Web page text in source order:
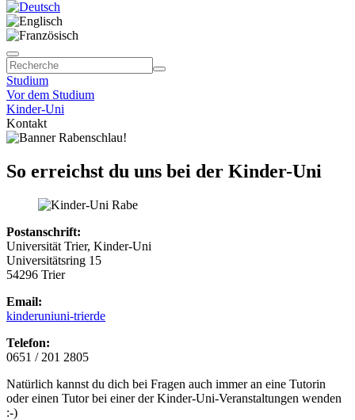
Studium
Vor dem Studium
Kinder-Uni
Kontakt
So erreichst du uns bei der Kinder-Uni
Postanschrift:
Universität Trier, Kinder-Uni
Universitätsring 15
54296 Trier
Email:
kinderuniuni-trierde
Telefon:
0651 / 201 2805
Natürlich kannst du dich bei Fragen auch immer an eine Tutorin
oder einen Tutor bei einer der Kinder-Uni-Veranstaltungen wenden
:-)